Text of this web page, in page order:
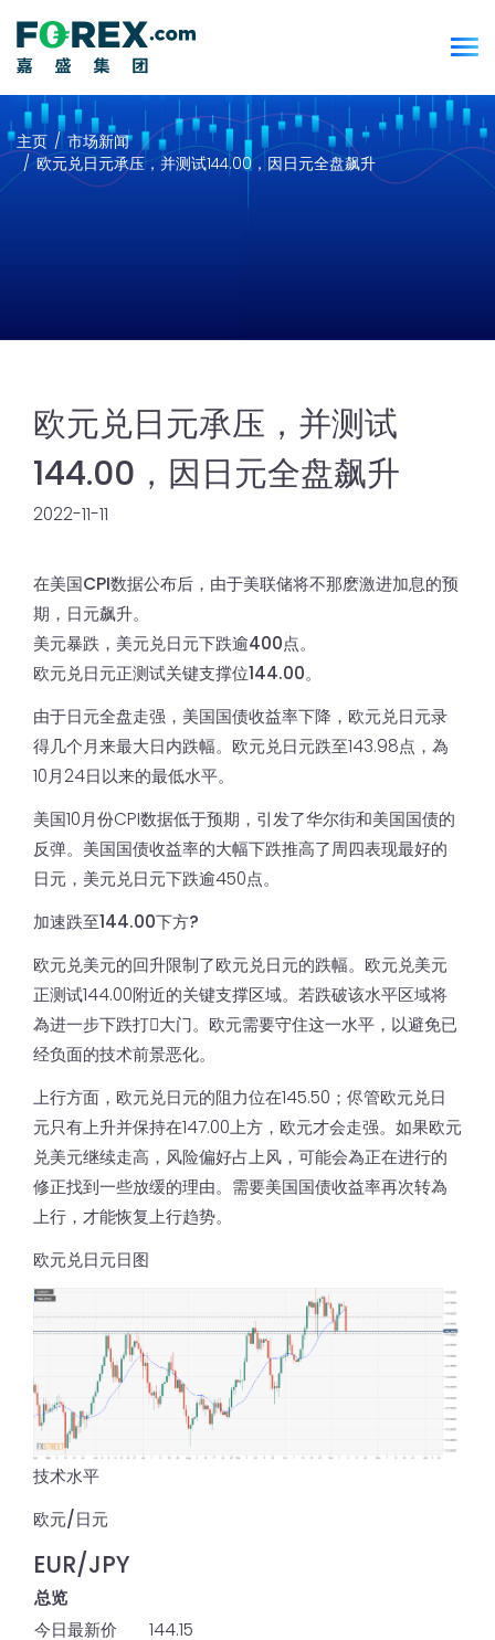
主页
市场新闻
欧元兑日元承压，并测试144.00，因日元全盘飙升
欧元兑日元承压，并测试
144.00，因日元全盘飙升
2022-11-11
在美国CPI数据公布后，由于美联储将不那麽激进加息的预
期，日元飙升。
美元暴跌，美元兑日元下跌逾400点。
欧元兑日元正测试关键支撑位144.00。
由于日元全盘走强，美国国债收益率下降，欧元兑日元录
得几个月来最大日内跌幅。欧元兑日元跌至143.98点，為
10月24日以来的最低水平。
美国10月份CPI数据低于预期，引发了华尔街和美国国债的
反弹。美国国债收益率的大幅下跌推高了周四表现最好的
日元，美元兑日元下跌逾450点。
加速跌至144.00下方?
欧元兑美元的回升限制了欧元兑日元的跌幅。欧元兑美元
正测试144.00附近的关键支撑区域。若跌破该水平区域将
為进一步下跌打𫔭大门。欧元需要守住这一水平，以避免已
经负面的技术前景恶化。
上行方面，欧元兑日元的阻力位在145.50；侭管欧元兑日
元只有上升并保持在147.00上方，欧元才会走强。如果欧元
兑美元继续走高，风险偏好占上风，可能会為正在进行的
修正找到一些放缓的理由。需要美国国债收益率再次转為
上行，才能恢复上行趋势。
欧元兑日元日图
技术水平
欧元/日元
EUR/JPY
总览
今日最新价
144.15